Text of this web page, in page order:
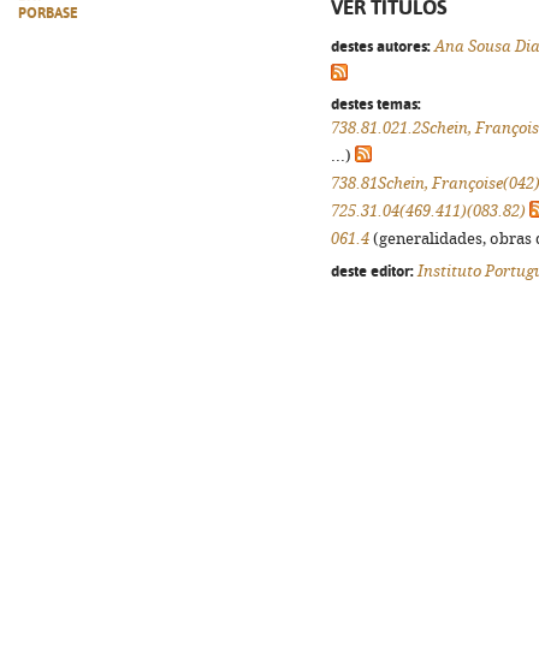
PORBASE
VER TÍTULOS
destes autores: Ana Sousa
destes temas:
738.81.021.2Schein,
...)
738.81Schein, Françoise(042)
725.31.04(469.411)(083.82)
061.4 (generalidades,
deste editor: Instituto